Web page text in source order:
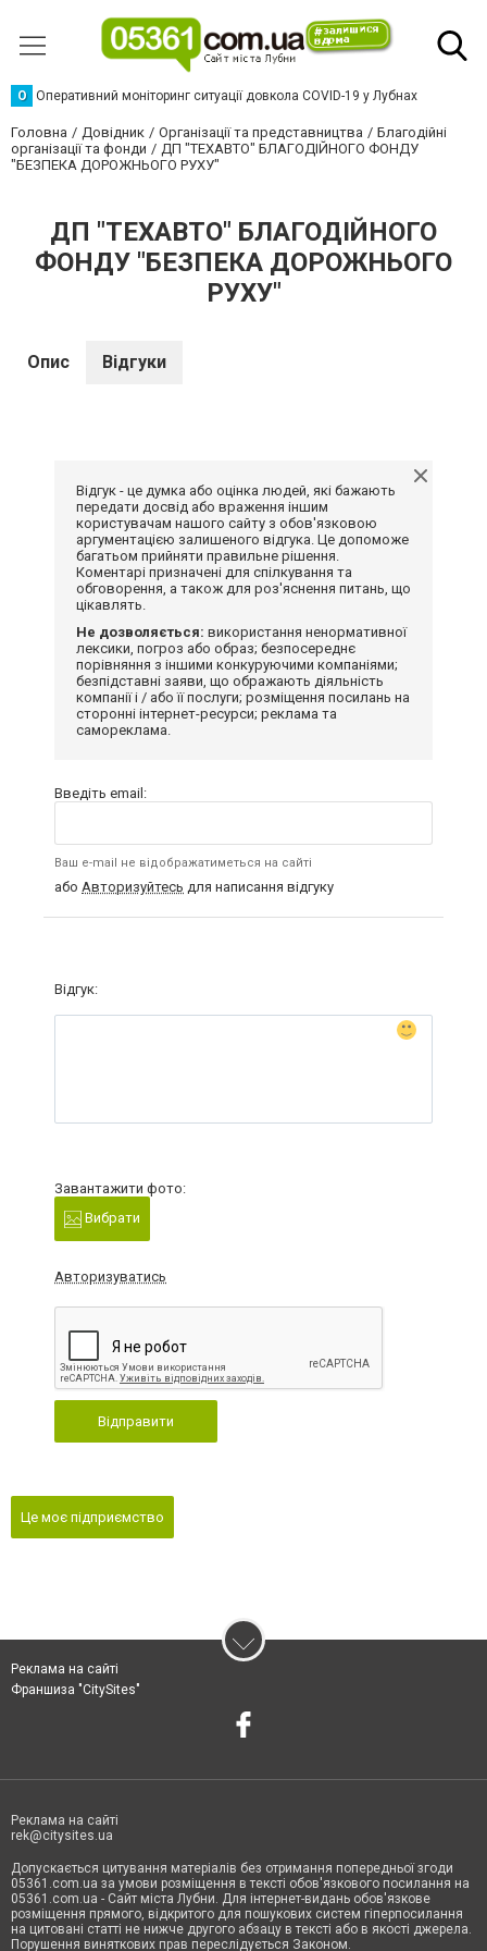
О Оперативний моніторинг ситуації довкола COVID-19 у Лубнах
Головна Довідник Організації та представництва
Благодійні
організації та фонди
ДП "ТЕХАВТО" БЛАГОДІЙНОГО ФОНДУ
"БЕЗПЕКА ДОРОЖНЬОГО РУХУ"
ДП "ТЕХАВТО" БЛАГОДІЙНОГО
ФОНДУ "БЕЗПЕКА ДОРОЖНЬОГО
РУХУ"
Опис Відгуки
Відгук - це думка або оцінка людей, які бажають
передати досвід або враження іншим
користувачам нашого сайту з обов'язковою
аргументацією залишеного відгука. Це допоможе
багатьом прийняти правильне рішення.
Коментарі призначені для спілкування та
обговорення, а також для роз'яснення питань, що
цікавлять.
Не дозволяється: використання ненормативної
лексики, погроз або образ; безпосереднє
порівняння з іншими конкуруючими компаніями;
безпідставні заяви, що ображають діяльність
компанії і / або її послуги; розміщення посилань на
сторонні інтернет-ресурси; реклама та
самореклама.
Введіть email:
Ваш e-mail не відображатиметься на сайті
або Авторизуйтесь для написання відгуку
Відгук:
Завантажити фото:
Вибрати
Авторизуватись
Відправити
Це моє підприємство
Реклама на сайті
Франшиза "CitySites"
Реклама на сайті
rek@citysites.ua
Допускається цитування матеріалів без отримання попередньої згоди
05361.com.ua за умови розміщення в тексті обов'язкового посилання на
05361.com.ua - Сайт міста Лубни. Для інтернет-видань обов'язкове
розміщення прямого, відкритого для пошукових систем гіперпосилання
на цитовані статті не нижче другого абзацу в тексті або в якості джерела.
Порушення виняткових прав переслідується Законом.